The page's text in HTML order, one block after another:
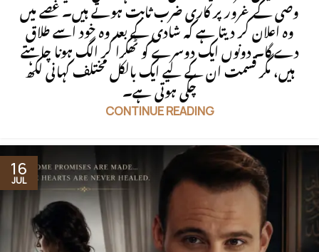
وصی کے غرور پر کاری ضرب ثابت ہوتے ہیں۔ غصے میں
وہ اعلان کر دیتا ہے کہ شادی کے بعد وہ خود اسے طلاق
دے گا۔ دونوں ایک دوسرے کو ٹھکرا کر الگ ہونا چاہتے
ہیں، مگر قسمت ان کے لیے ایک بالکل مختلف کہانی لکھ
چکی ہوتی ہے۔
CONTINUE READING
16
JUL